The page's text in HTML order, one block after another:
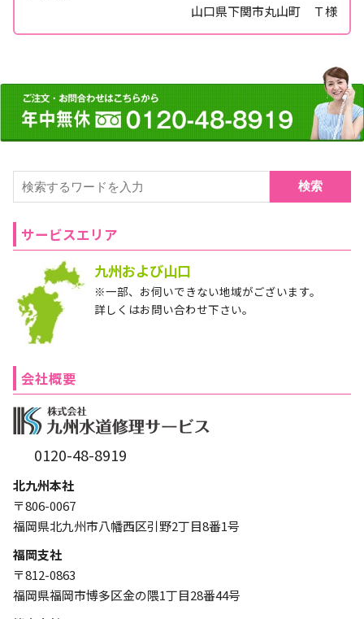
山口県下関市丸山町 Ｔ様
検索
サービスエリア
九州および山口
※一部、お伺いできない地域がございます。
詳しくはお問い合わせ下さい。
会社概要
0120-48-8919
北九州本社
〒806-0067
福岡県北九州市八幡西区引野2丁目8番1号
福岡支社
〒812-0863
福岡県福岡市博多区金の隈1丁目28番44号